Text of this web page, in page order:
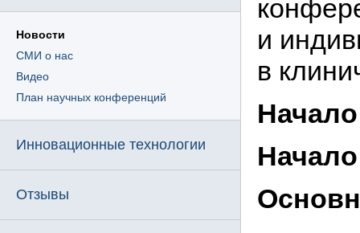
Новости
СМИ о нас
Видео
План научных конференций
Инновационные технологии
Отзывы
и
в